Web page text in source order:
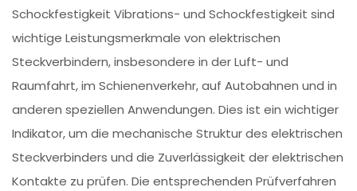
Schockfestigkeit Vibrations- und Schockfestigkeit sind
wichtige Leistungsmerkmale von elektrischen
Steckverbindern, insbesondere in der Luft- und
Raumfahrt, im Schienenverkehr, auf Autobahnen und in
anderen speziellen Anwendungen. Dies ist ein wichtiger
Indikator, um die mechanische Struktur des elektrischen
Steckverbinders und die Zuverlässigkeit der elektrischen
Kontakte zu prüfen. Die entsprechenden Prüfverfahren